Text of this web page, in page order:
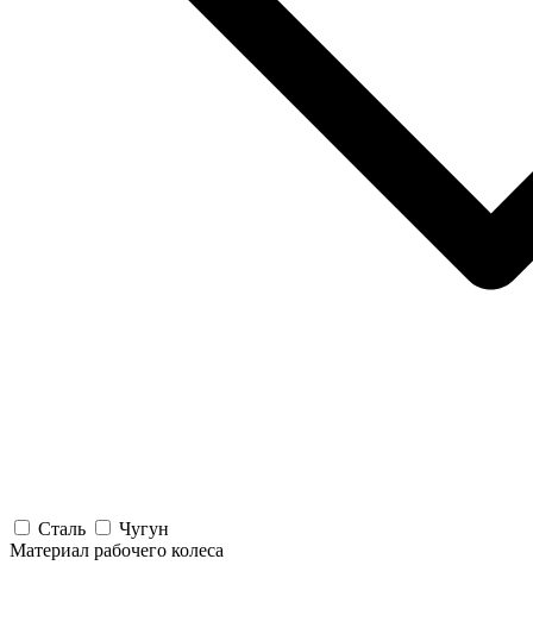
Сталь
Чугун
Материал рабочего колеса